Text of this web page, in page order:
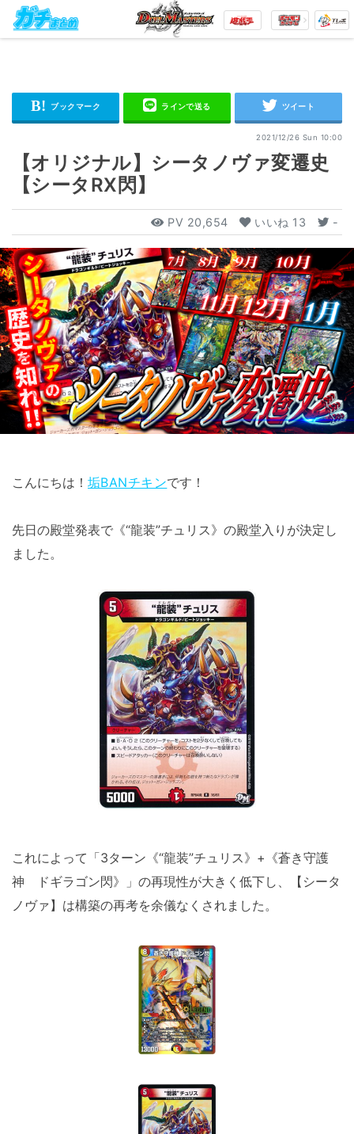
2021/12/26 Sun 10:00
【オリジナル】シータノヴァ変遷史
【シータRX閃】
PV 20,654 いいね 13 -
こんにちは！ 垢BANチキンです！
先日の殿堂発表で《“龍装”チュリス》の殿堂入りが決定し
ました。
これによって「3ターン《“龍装”チュリス》+《蒼き守護
神 ドギラゴン閃》」の再現性が大きく低下し、【シータ
ノヴァ】は構築の再考を余儀なくされました。